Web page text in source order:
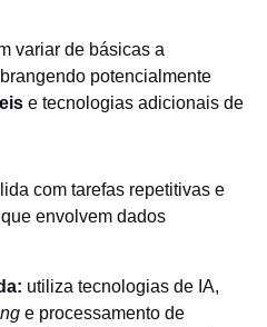
variar de básicas a
potencialmente
​​e tecnologias adicionais de
lida com tarefas repetitivas e
envolvem dados
utiliza tecnologias de IA,
e processamento de